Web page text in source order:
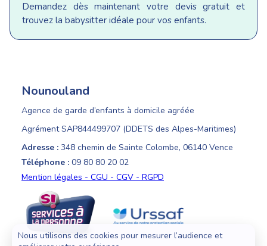
Demandez dès maintenant votre devis gratuit et
trouvez la babysitter idéale pour vos enfants.
Nounouland
Agence de garde d’enfants à domicile agréée
Agrément SAP844499707 (DDETS des Alpes-Maritimes)
Adresse : 348 chemin de Sainte Colombe, 06140 Vence
Téléphone : 09 80 80 20 02
Mention légales - CGU - CGV - RGPD
Nous utilisons des cookies pour mesurer l’audience et